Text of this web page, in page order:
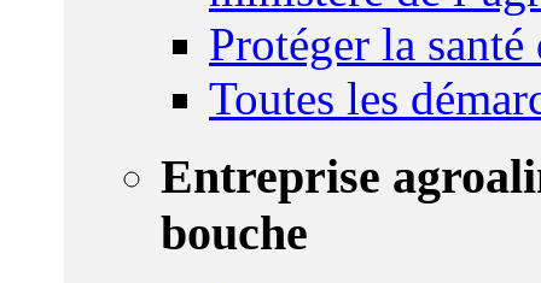
Protéger la
Toutes les
Entreprise
bouche